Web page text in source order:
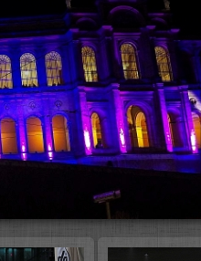
Diashow starten